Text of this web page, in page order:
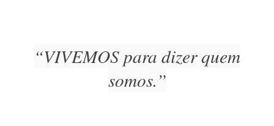
“VIVEMOS para dizer quem
somos.”